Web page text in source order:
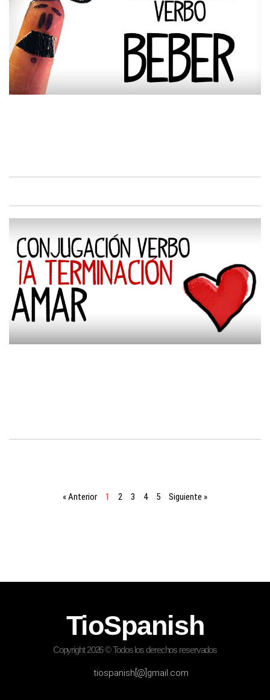
« Anterior 1 2 3 4 5 Siguiente »
TioSpanish
Copyright 2026 © Todos los derechos reservados
tiospanish[@]gmail.com